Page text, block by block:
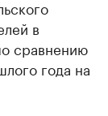
в
сравнению
года на